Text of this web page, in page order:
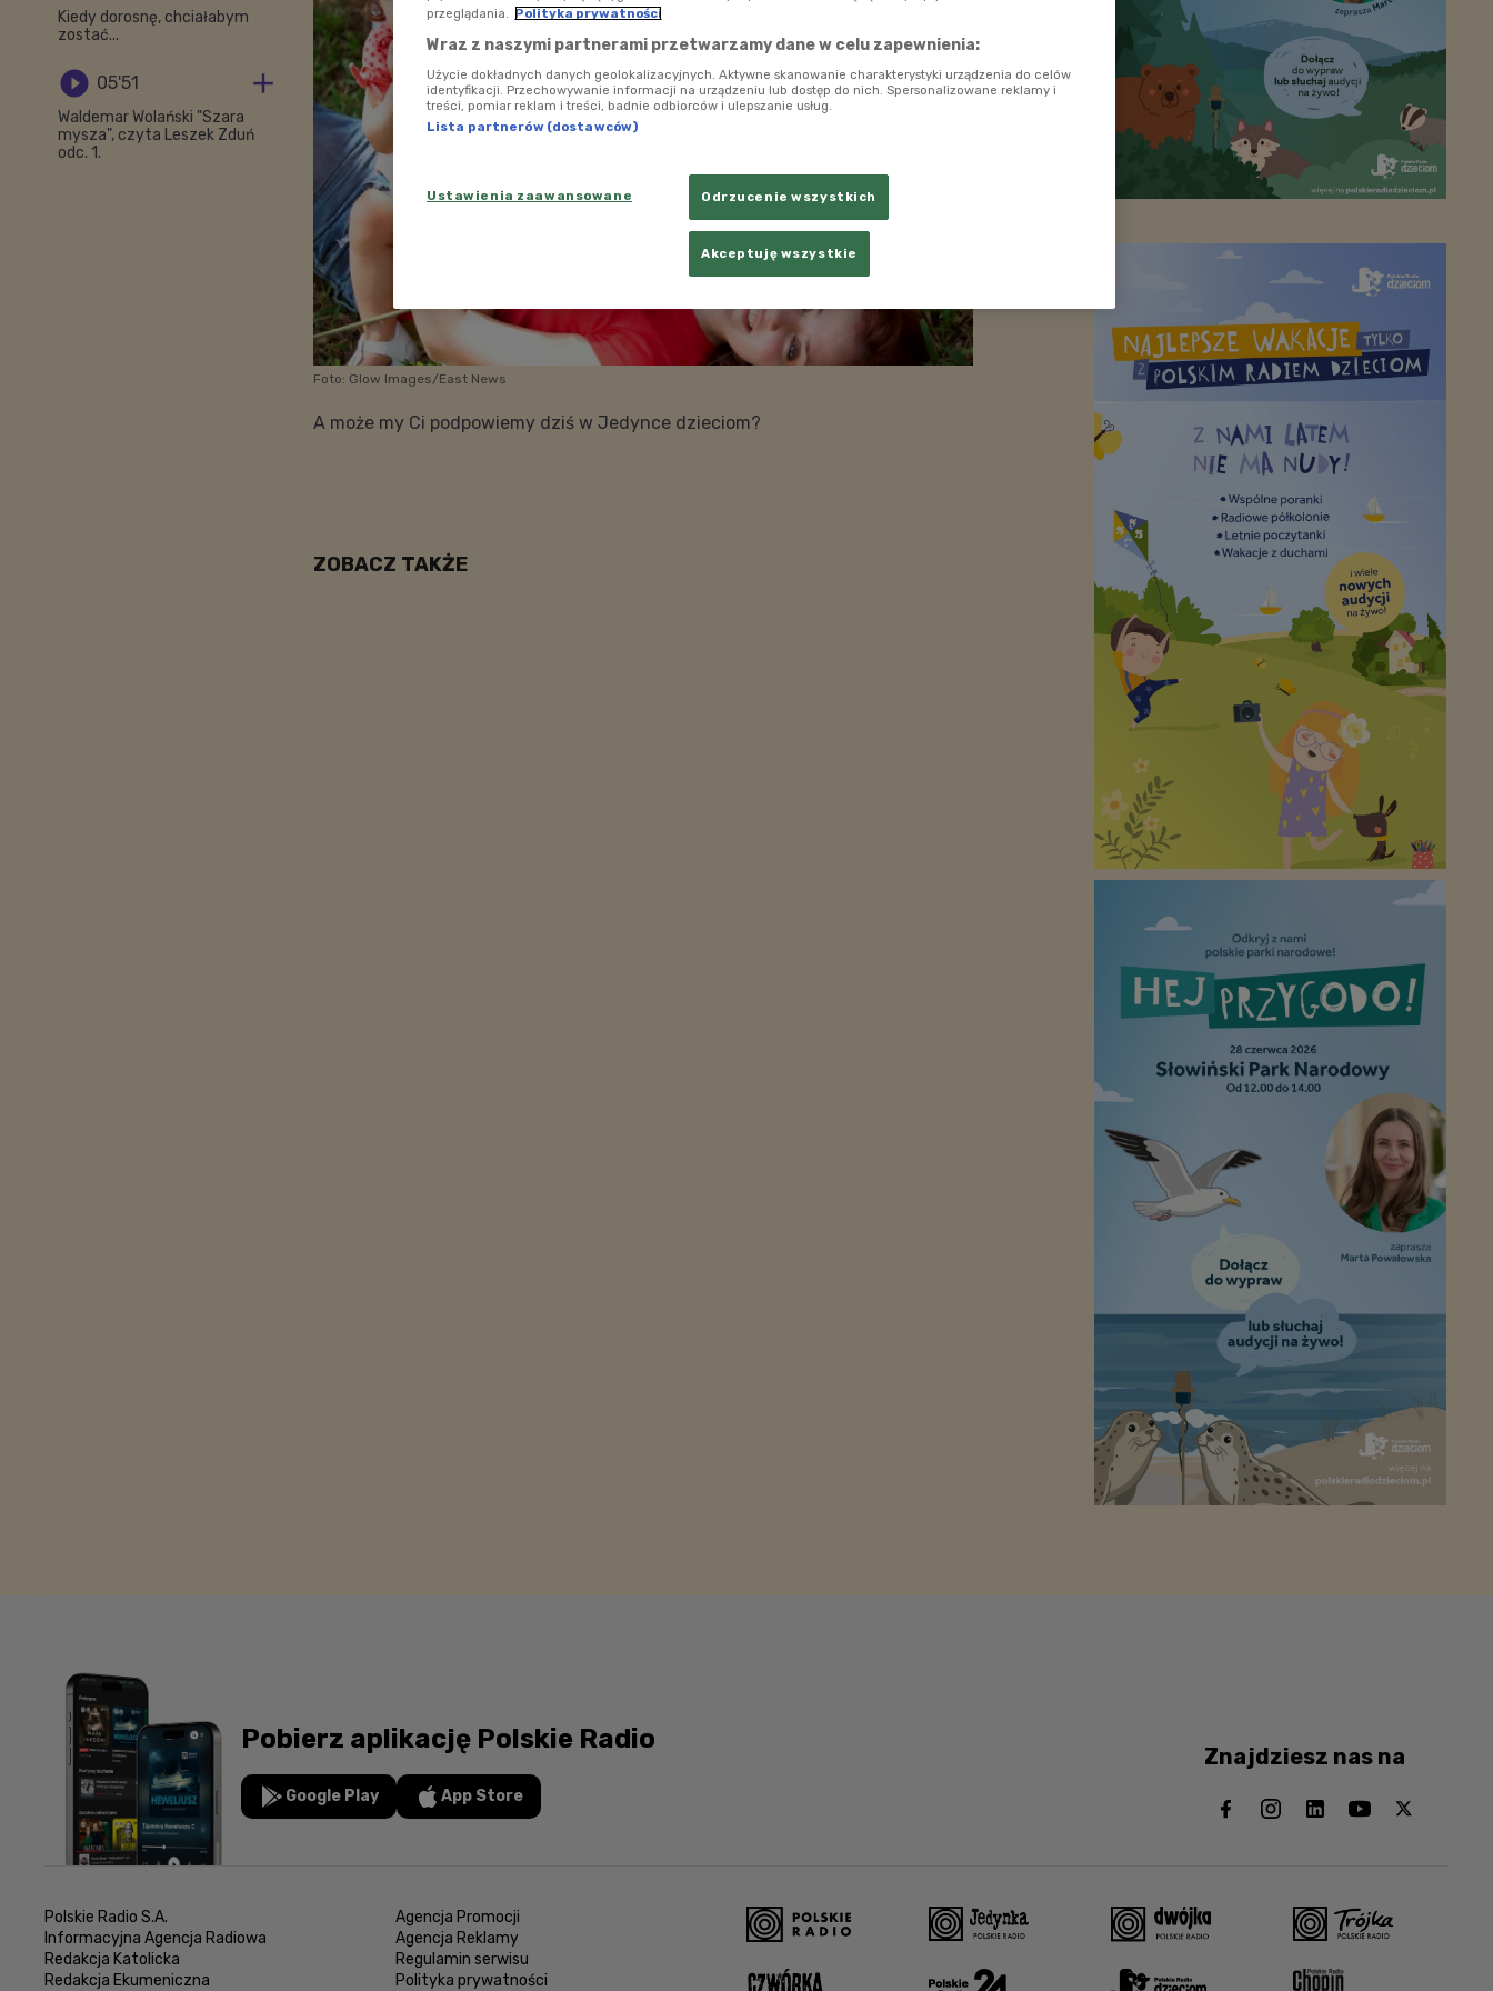
Kiedy dorosnę, chciałabym
zostać...
 05'51 
Waldemar Wolański "Szara
mysza", czyta Leszek Zduń
odc. 1.
Foto: Glow Images/East News
A może my Ci podpowiemy dziś w Jedynce dzieciom?
ZOBACZ TAKŻE
Pobierz aplikację Polskie Radio
Google Play App Store
Znajdziesz nas na
Polskie Radio S.A.
Informacyjna Agencja Radiowa
Redakcja Katolicka
Redakcja Ekumeniczna
Agencja Promocji
Agencja Reklamy
Regulamin serwisu
Polityka prywatności
przeglądania. Polityka prywatności
Wraz z naszymi partnerami przetwarzamy dane w celu zapewnienia:
Użycie dokładnych danych geolokalizacyjnych. Aktywne skanowanie charakterystyki urządzenia do celów
identyfikacji. Przechowywanie informacji na urządzeniu lub dostęp do nich. Spersonalizowane reklamy i
treści, pomiar reklam i treści, badnie odbiorców i ulepszanie usług.
Lista partnerów (dostawców)
Ustawienia zaawansowane Odrzucenie wszystkich
Akceptuję wszystkie